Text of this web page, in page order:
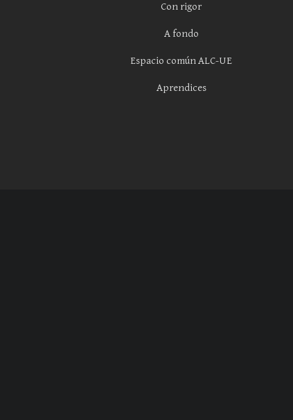
Con rigor
A fondo
Espacio común ALC-UE
Aprendices